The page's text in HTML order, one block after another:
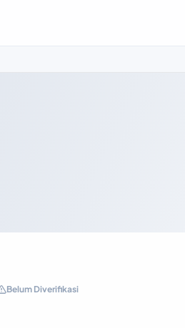
Belum Diverifikasi